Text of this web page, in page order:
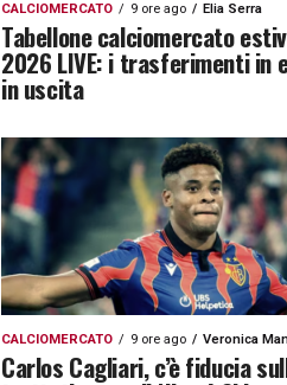
CALCIOMERCATO 9 ore ago Elia Serra
Tabellone calciomercato
2026 LIVE: i trasferimenti in
in uscita
CALCIOMERCATO 9 ore ago Veronica
Carlos Cagliari, c’è fiducia